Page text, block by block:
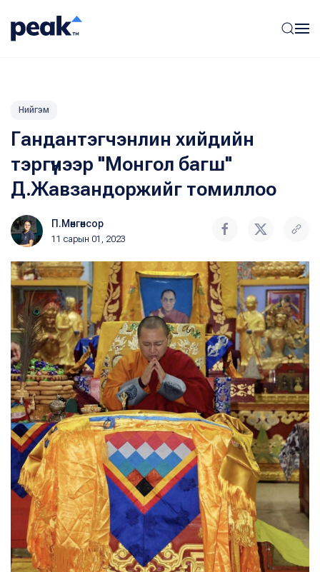
Нийгэм
Гандантэгчэнлин хийдийн
тэргүүнээр "Монгол багш"
Д.Жавзандоржийг томиллоо
П.Мөнгөнсор
11 сарын 01, 2023